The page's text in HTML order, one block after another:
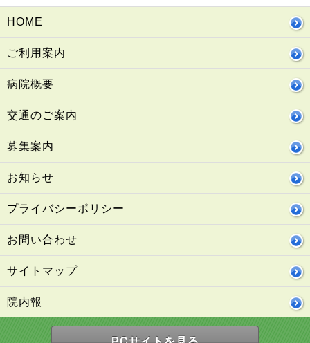
HOME
ご利用案内
病院概要
交通のご案内
募集案内
お知らせ
プライバシーポリシー
お問い合わせ
サイトマップ
院内報